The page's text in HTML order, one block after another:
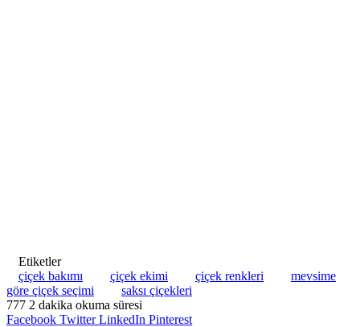
Etiketler
çiçek bakımı
çiçek ekimi çiçek renkleri
mevsime
göre çiçek seçimi
saksı çiçekleri
777 2 dakika okuma süresi
Facebook Twitter LinkedIn Pinterest